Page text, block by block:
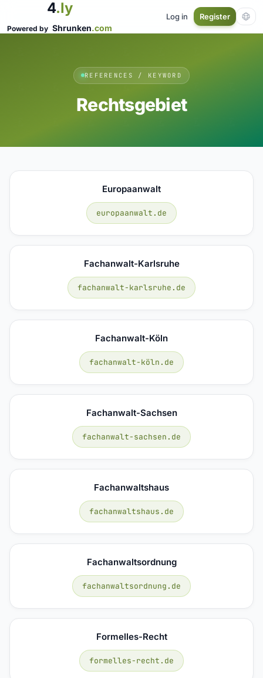
4.ly
Powered by Shrunken.com
Log in Register
REFERENCES / KEYWORD
Rechtsgebiet
Europaanwalt
europaanwalt.de
Fachanwalt-Karlsruhe
fachanwalt-karlsruhe.de
Fachanwalt-Köln
fachanwalt-köln.de
Fachanwalt-Sachsen
fachanwalt-sachsen.de
Fachanwaltshaus
fachanwaltshaus.de
Fachanwaltsordnung
fachanwaltsordnung.de
Formelles-Recht
formelles-recht.de